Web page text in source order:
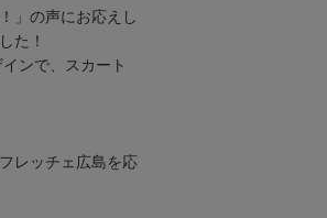
」の声にお応えし
た！
ンで、スカート
レッチェ広島を応